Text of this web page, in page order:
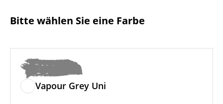
Bitte wählen Sie eine Farbe
Vapour Grey Uni